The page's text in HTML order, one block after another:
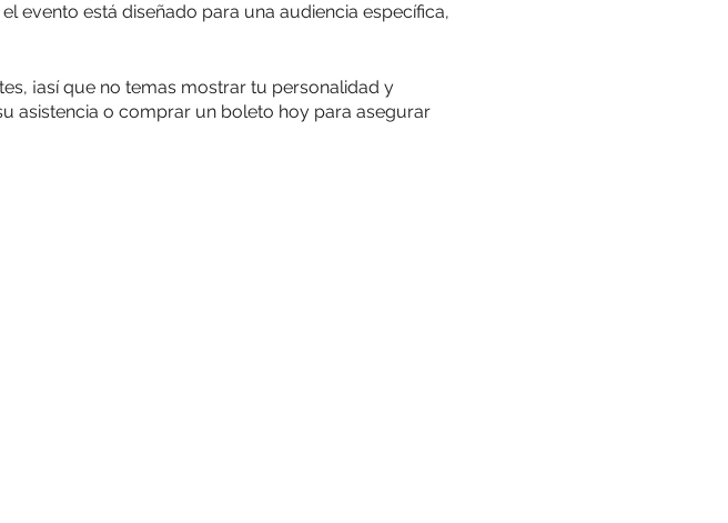
evento está diseñado para una audiencia específica,
¡así que no temas mostrar tu personalidad y
asistencia o comprar un boleto hoy para asegurar